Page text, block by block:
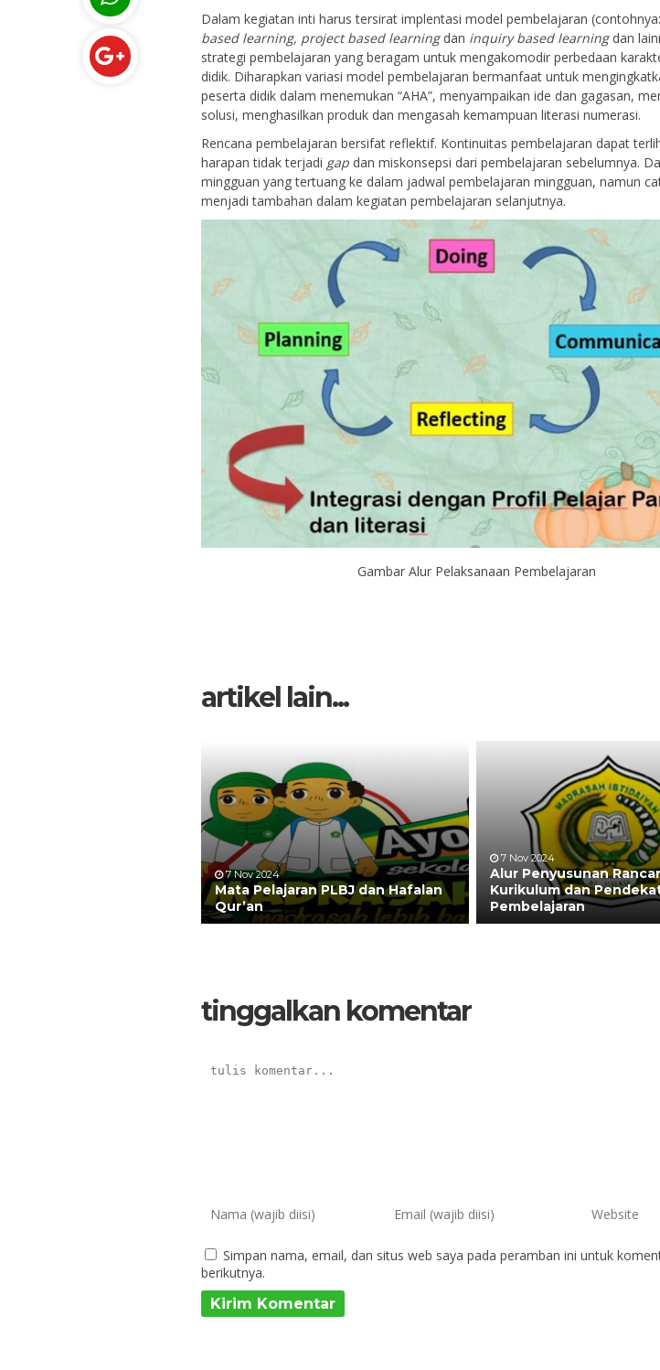
Dalam kegiatan inti harus tersirat implentasi model pembelajaran (contohnya:
based learning, project based learning dan inquiry based learning dan
strategi pembelajaran yang beragam untuk mengakomodir perbedaan
didik. Diharapkan variasi model pembelajaran bermanfaat untuk
peserta didik dalam menemukan “AHA”, menyampaikan ide dan gagasan,
solusi, menghasilkan produk dan mengasah kemampuan literasi numerasi.
Rencana pembelajaran bersifat reflektif. Kontinuitas pembelajaran dapat
harapan tidak terjadi gap dan miskonsepsi dari pembelajaran sebelumnya.
mingguan yang tertuang ke dalam jadwal pembelajaran mingguan, namun
menjadi tambahan dalam kegiatan pembelajaran selanjutnya.
Gambar Alur Pelaksanaan Pembelajaran
artikel lain...
7 Nov 2024
Mata Pelajaran PLBJ dan Hafalan
Qur’an
7 Nov 2024
Alur Penyusunan
Kurikulum dan
Pembelajaran
tinggalkan komentar
Simpan nama, email, dan situs web saya pada peramban ini untuk
berikutnya.